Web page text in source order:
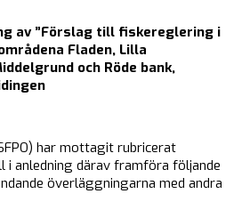
av ”Förslag till fiskereglering i
Fladen, Lilla
och Röde bank,
har mottagit rubricerat
i anledning därav framföra följande
överläggningarna med andra